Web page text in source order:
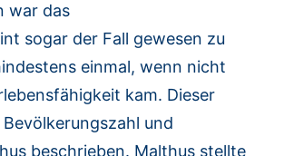
war das
sogar der Fall gewesen zu
einmal, wenn nicht
kam. Dieser
und
beschrieben. Malthus stellte